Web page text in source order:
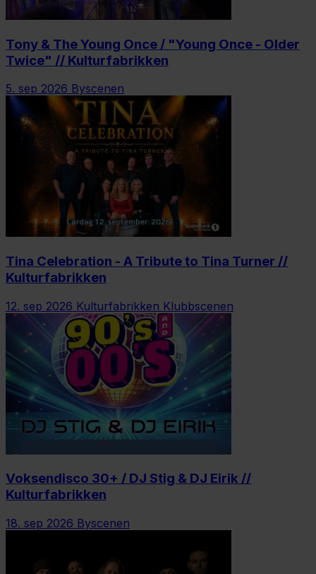
Tony & The Young Once / "Young Once - Older
Twice" // Kulturfabrikken
5. sep 2026 Byscenen
Tina Celebration - A Tribute to Tina Turner //
Kulturfabrikken
12. sep 2026 Kulturfabrikken Klubbscenen
Voksendisco 30+ / DJ Stig & DJ Eirik //
Kulturfabrikken
18. sep 2026 Byscenen